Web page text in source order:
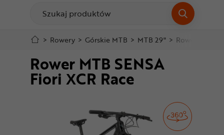
Do koszyka
Szczegółowe informacje
Stopka
Akcesoria
Odzież
Kaski
Buty
> Rowery > Górskie MTB > MTB 29" > Rower MTB
Rower MTB SENSA
Fiori XCR Race